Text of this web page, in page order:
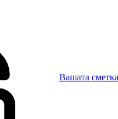
Вашата сметка